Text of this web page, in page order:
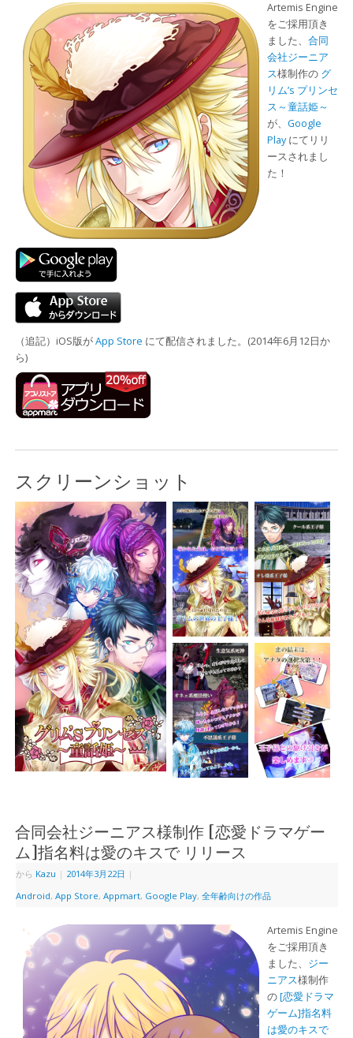
Artemis Engine
をご採用頂き
ました、 合同
会社ジーニア
ス様制作の グ
リム’s プリンセ
ス～童話姫～
が、 Google
Playにてリリ
ースされまし
た！
（追記）iOS版がApp Store にて配信されました。(2014年6月12日か
ら)
スクリーンショット
合同会社ジーニアス様制作 [恋愛ドラマゲー
ム]指名料は愛のキスで リリース
から Kazu | 2014年3月22日 |
Android, App Store, Appmart, Google Play, 全年齢向けの作品
Artemis Engine
をご採用頂き
ました、 ジー
ニアス様制作
の[恋愛ドラマ
ゲーム]指名料
は愛のキスで